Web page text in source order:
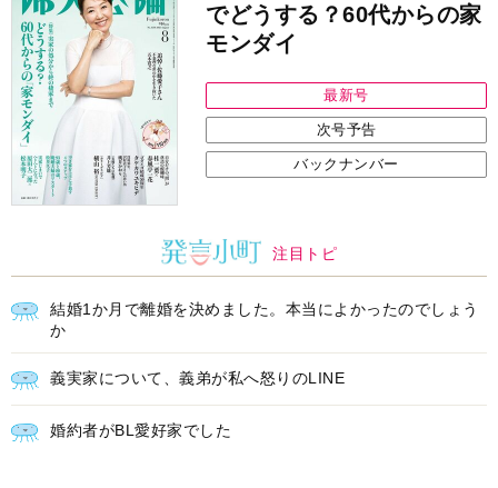
でどうする？60代からの家
モンダイ
最新号
次号予告
バックナンバー
注目トピ
結婚1か月で離婚を決めました。本当によかったのでしょう
か
義実家について、義弟が私へ怒りのLINE
婚約者がBL愛好家でした